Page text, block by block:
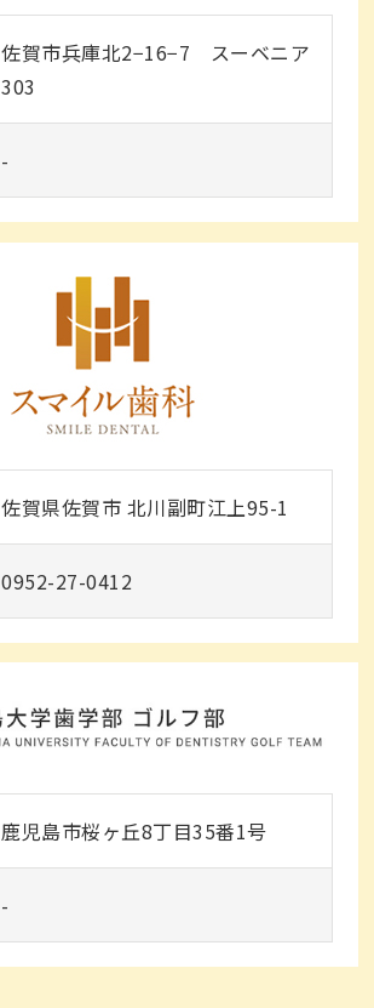
佐賀市兵庫北2−16−7 スーベニア
303
-
佐賀県佐賀市 北川副町江上95-1
0952-27-0412
鹿児島市桜ヶ丘8丁目35番1号
-